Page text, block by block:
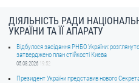
Запит на отримання публічної інформації
Питання запобігання корупції
Публічні закупівлі
ДІЯЛЬНІСТЬ РАДИ
УКРАЇНИ ТА ЇЇ АПАРАТУ
Відбулося засідання РНБО України:
затверджено план стійкості Києва
05.08.2026 19:52
Президент України представив нового